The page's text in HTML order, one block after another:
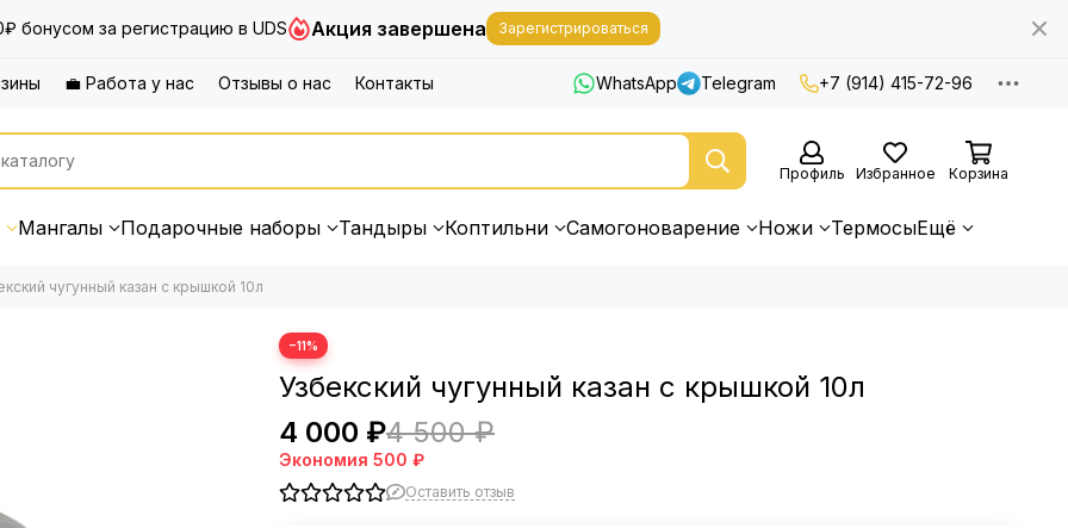
бонусом за регистрацию в UDS Акция завершена Зарегистрироваться
💼 Работа у нас Отзывы о нас Контакты WhatsApp Telegram +7 (914) 415-72-96
Профиль Избранное Корзина
Мангалы Подарочные наборы Тандыры Коптильни Самогоноварение Ножи ТермосыЕщё
чугунный казан с крышкой 10л
−11%
Узбекский чугунный казан с крышкой 10л
4 000 ₽4 500 ₽
Экономия 500 ₽
Оставить отзыв